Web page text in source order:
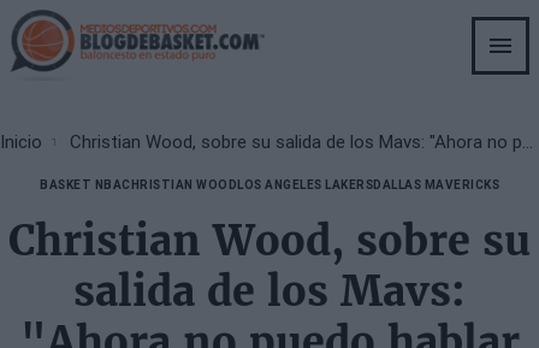
Skip
to
main
Breadcrumb
Inicio Christian Wood, sobre su salida de los Mavs: "Ahora no puedo hablar de eso, pero llegará el momento en el que lo haga"
BASKET NBACHRISTIAN WOOD LOS ANGELES LAKERSDALLAS MAVERICKS
Christian Wood, sobre su
salida de los Mavs: